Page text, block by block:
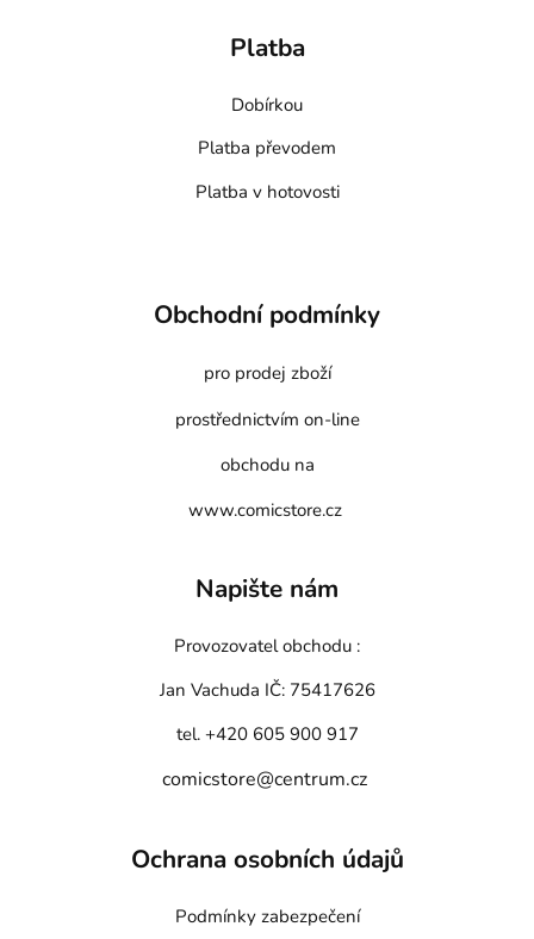
Platba
Dobírkou
Platba převodem
Platba v hotovosti
Obchodní podmínky
pro prodej zboží
prostřednictvím on-line
obchodu na
www.comicstore.cz
Napište nám
Provozovatel obchodu :
Jan Vachuda IČ: 75417626
tel. +420 605 900 917
comicstore@centrum.cz
Ochrana osobních údajů
Podmínky zabezpečení